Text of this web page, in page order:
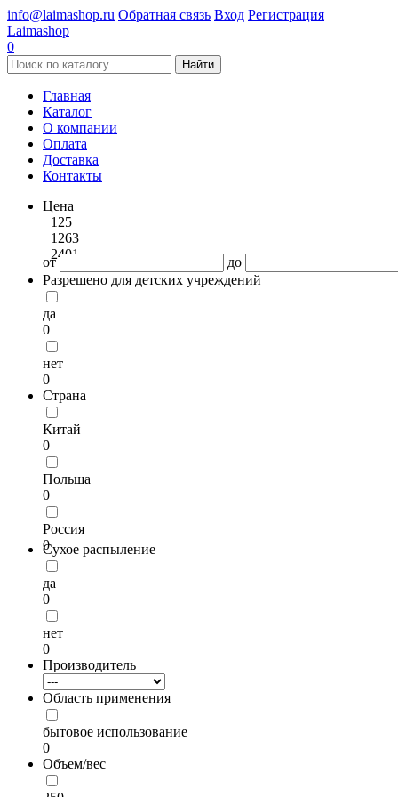
info@laimashop.ru Обратная связь Вход Регистрация
Laimashop
0
Найти
Главная
Каталог
О компании
Оплата
Доставка
Контакты
Цена
125
1263
2401
от
до
Разрешено для детских учреждений
да
0
нет
0
Страна
Китай
0
Польша
0
Россия
0
Сухое распыление
да
0
нет
0
Производитель
Область применения
бытовое использование
0
Объем/вес